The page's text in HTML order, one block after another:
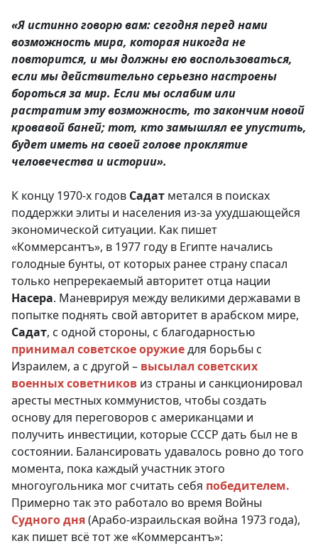
«Я истинно говорю вам: сегодня перед нами
возможность мира, которая никогда не
повторится, и мы должны ею воспользоваться,
если мы действительно серьезно настроены
бороться за мир. Если мы ослабим или
растратим эту возможность, то закончим новой
кровавой баней; тот, кто замышлял ее упустить,
будет иметь на своей голове проклятие
человечества и истории».
К концу 1970-х годов Садат метался в поисках
поддержки элиты и населения из-за ухудшающейся
экономической ситуации. Как пишет
«Коммерсантъ», в 1977 году в Египте начались
голодные бунты, от которых ранее страну спасал
только непререкаемый авторитет отца нации
Насера. Маневрируя между великими державами в
попытке поднять свой авторитет в арабском мире,
Садат, с одной стороны, с благодарностью
принимал советское оружиедля борьбы с
Израилем, а с другой – высылал советских
военных советников из страны и санкционировал
аресты местных коммунистов, чтобы создать
основу для переговоров с американцами и
получить инвестиции, которые СССР дать был не в
состоянии. Балансировать удавалось ровно до того
момента, пока каждый участник этого
многоугольника мог считать себя победителем.
Примерно так это работало во время Войны
Судного дня(Арабо-израильская война 1973 года),
как пишет всё тот же «Коммерсантъ»: